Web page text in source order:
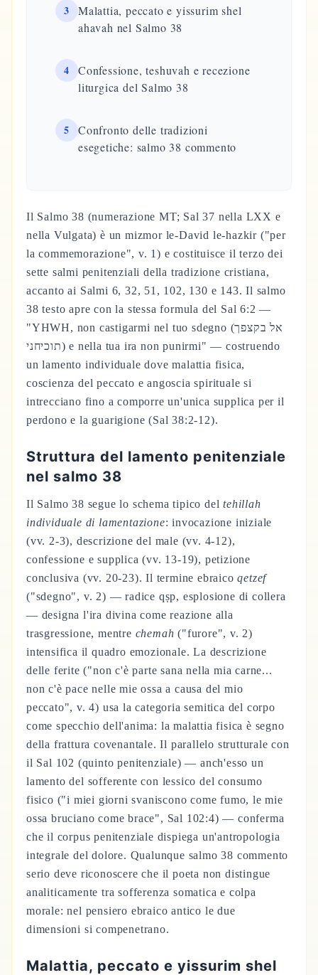
3
Malattia, peccato e yissurim shel
ahavah nel Salmo 38
4
Confessione, teshuvah e recezione
liturgica del Salmo 38
5
Confronto delle tradizioni
esegetiche: salmo 38 commento
Il Salmo 38 (numerazione MT; Sal 37 nella LXX e
nella Vulgata) è un mizmor le-David le-hazkir ("per
la commemorazione", v. 1) e costituisce il terzo dei
sette salmi penitenziali della tradizione cristiana,
accanto ai Salmi 6, 32, 51, 102, 130 e 143. Il salmo
38 testo apre con la stessa formula del Sal 6:2 —
"YHWH, non castigarmi nel tuo sdegno (אל בקצפך
תוכיחני) e nella tua ira non punirmi" — costruendo
un lamento individuale dove malattia fisica,
coscienza del peccato e angoscia spirituale si
intrecciano fino a comporre un'unica supplica per il
perdono e la guarigione (Sal 38:2-12).
Struttura del lamento penitenziale
nel salmo 38
Il Salmo 38 segue lo schema tipico deltehillah
individuale di lamentazione: invocazione iniziale
(vv. 2-3), descrizione del male (vv. 4-12),
confessione e supplica (vv. 13-19), petizione
conclusiva (vv. 20-23). Il termine ebraicoqetzef
("sdegno", v. 2) — radice qṣp, esplosione di collera
— designa l'ira divina come reazione alla
trasgressione, mentre chemah ("furore", v. 2)
intensifica il quadro emozionale. La descrizione
delle ferite ("non c'è parte sana nella mia carne...
non c'è pace nelle mie ossa a causa del mio
peccato", v. 4) usa la categoria semitica del corpo
come specchio dell'anima: la malattia fisica è segno
della frattura covenantale. Il parallelo strutturale con
il Sal 102 (quinto penitenziale) — anch'esso un
lamento del sofferente con lessico del consumo
fisico ("i miei giorni svaniscono come fumo, le mie
ossa bruciano come brace", Sal 102:4) — conferma
che il corpus penitenziale dispiega un'antropologia
integrale del dolore. Qualunque salmo 38 commento
serio deve riconoscere che il poeta non distingue
analiticamente tra sofferenza somatica e colpa
morale: nel pensiero ebraico antico le due
dimensioni si compenetrano.
Malattia, peccato e yissurim shel